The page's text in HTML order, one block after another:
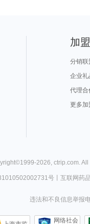
加
分销联
企业礼
代理合
更多加
1999-2026 ctrip.com .
号丨 互联网药
违法和不良信息举报
网络社会